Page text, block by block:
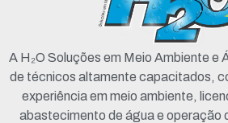
A H₂O Soluções em Meio Ambiente e
de técnicos altamente capacitados,
experiência em meio ambiente,
abastecimento de água e operação